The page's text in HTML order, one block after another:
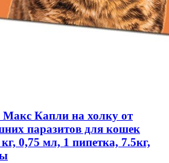
Капли на холку от
паразитов для кошек
0,75 мл, 1 пипетка, 7.5кг,